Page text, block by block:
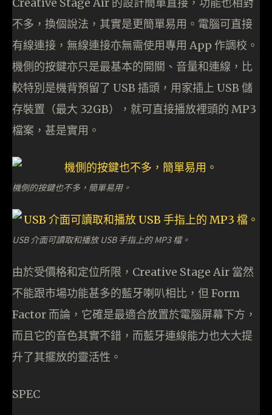
Creative Stage Air 的設計簡單直接，功能也相對
不多，換個說法，其實是更簡單易用。電腦可直接
有線連接，無線連接亦無需使用專用 App 作調校。
機側的按鍵亦只是最基本的開關、音量和連線，比
較特別是機背預留了 USB 插頭，用家插上 USB 儲
存裝置（最大 32GB），就可直接播放裡頭的 MP3
檔案，甚是實用。
機側的按鍵也不多，簡單易用。
USB 介面可讀取和播放 USB 手指上的 MP3 檔。
由於受價格和定位所限，Creative Stage Air 當然
不能跟市場功能甚多的藍牙喇叭相比，但 Form
Factor 而論，它確是最適合放置於電腦屏幕下方，
而且它的音色其實不錯，而藍牙連線能力也大大提
升了其擺放的靈活性。
SPEC